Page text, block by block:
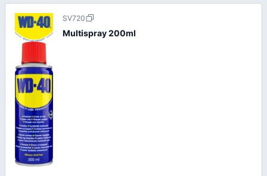
SV720
Multispray 200ml